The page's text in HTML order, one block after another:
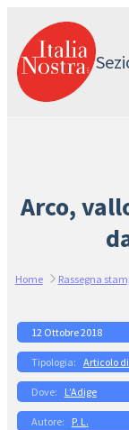
contenuto
Arco,
Home Rassegna
12 Ottobre 2018
Articolo
L’Adige
P. L.